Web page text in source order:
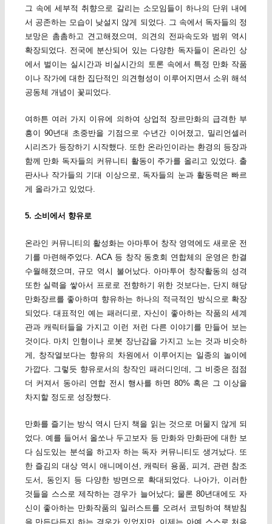
그 속에 세부적 취향으로 갈리는 소모임들이 하나의 단위 내에
서 공존하는 모습이 낮설지 않게 되었다. 그 속에서 독자들의 정
보망은 촘촘하고 견고해졌으며, 의견의 전파속도와 범위 역시
확장되었다. 전국에 분산되어 있는 다양한 독자들이 온라인 상
에서 벌이는 실시간과 비실시간의 토론 속에서 특정 만화 작품
이나 작가에 대한 집단적인 의견형성이 이루어지면서 소위 해석
공동체 개념이 꽃피었다.
여하튼 여러 가지 이유에 의하여 상업적 장르만화의 급격한 부
흥이 90년대 초중반을 기점으로 수년간 이어졌고, 밀리언셀러
시리즈가 등장하기 시작했다. 또한 온라인이라는 환경의 등장과
함께 만화 독자들의 커뮤니티 활동이 주가를 올리고 있었다. 출
판사나 작가들의 기대 이상으로, 독자들의 눈과 활동력은 빠르
게 올라가고 있었다.
5. 소비에서 향유로
온라인 커뮤니티의 활성화는 아마투어 창작 영역에도 새로운 전
기를 마련해주었다. ACA 등 창작 동호회 연합체의 운영은 한결
수월해졌으며, 규모 역시 불어났다. 아마투어 창작활동의 성격
또한 실력을 쌓아서 프로로 전향하기 위한 것보다는, 단지 해당
만화장르를 좋아하며 향유하는 하나의 적극적인 방식으로 확장
되었다. 대표적인 예는 패러디로, 자신이 좋아하는 작품의 세계
관과 캐릭터들을 가지고 이런 저런 다른 이야기를 만들어 보는
것이다. 마치 인형이나 로봇 장난감을 가지고 노는 것과 비슷하
게, 창작열보다는 향유의 차원에서 이루어지는 일종의 놀이에
가깝다. 그렇듯 향유로서의 창작인 패러디인데, 그 비중은 점점
더 커져서 동아리 연합 전시 행사를 하면 80% 혹은 그 이상을
차지할 정도로 성장했다.
만화를 즐기는 방식 역시 단지 책을 읽는 것으로 머물지 않게 되
었다. 예를 들어서 올쏘나 두고보자 등 만화와 만화판에 대한 보
다 심도있는 분석을 하고자 하는 독자 커뮤니티도 생겨났다. 또
한 즐김의 대상 역시 애니메이션, 캐릭터 용품, 피겨, 관련 참조
도서, 동인지 등 다양한 방면으로 확대되었다. 나아가, 이러한
것들을 스스로 제작하는 경우가 늘어났다; 물론 80년대에도 자
신이 좋아하는 만화작품의 일러스트를 오려서 코팅하여 책받침
을 만든다든지 하는 경우가 있었지만, 이제는 아예 스스로 처음